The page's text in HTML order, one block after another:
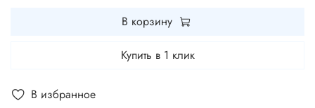
В избранное
В корзину
Купить в 1 клик